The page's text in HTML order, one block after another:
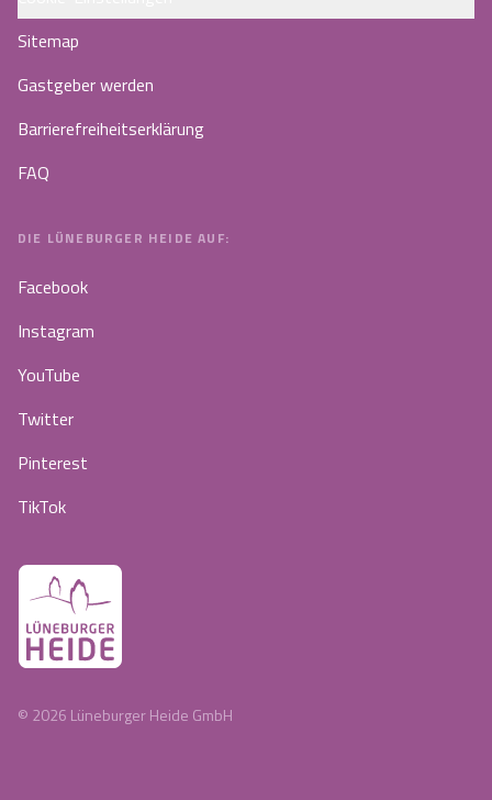
Sitemap
Gastgeber werden
Barrierefreiheitserklärung
FAQ
DIE LÜNEBURGER HEIDE AUF:
Facebook
Instagram
YouTube
Twitter
Pinterest
TikTok
© 2026 Lüneburger Heide GmbH